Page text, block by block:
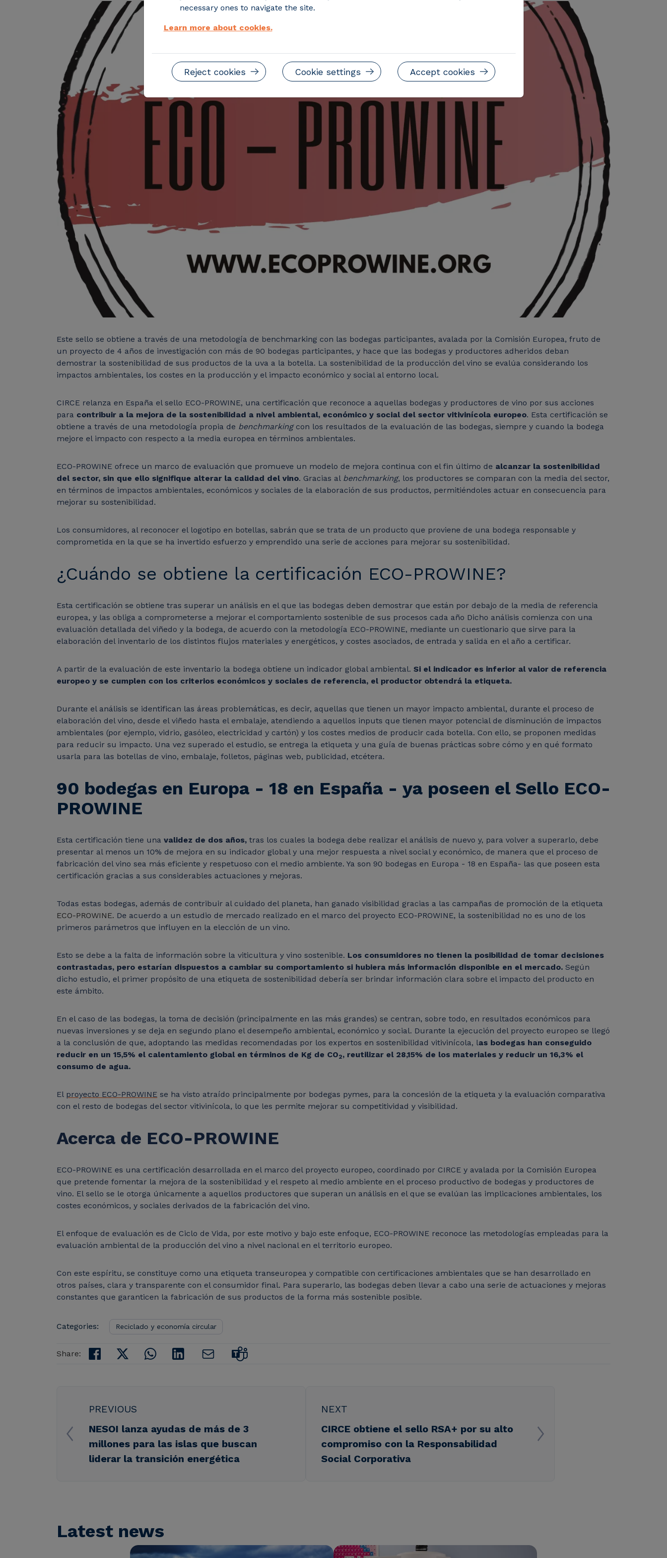
Este sello se obtiene a través de una metodología de benchmarking con las bodegas participantes, avalada por la Comisión Europea, fruto de
un proyecto de 4 años de investigación con más de 90 bodegas participantes, y hace que las bodegas y productores adheridos deban
demostrar la sostenibilidad de sus productos de la uva a la botella. La sostenibilidad de la producción del vino se evalúa considerando los
impactos ambientales, los costes en la producción y el impacto económico y social al entorno local.
CIRCE relanza en España el sello ECO-PROWINE, una certificación que reconoce a aquellas bodegas y productores de vino por sus acciones
para contribuir a la mejora de la sostenibilidad a nivel ambiental, económico y social del sector vitivinícola europeo. Esta certificación se
obtiene a través de una metodología propia de benchmarkingcon los resultados de la evaluación de las bodegas, siempre y cuando la bodega
mejore el impacto con respecto a la media europea en términos ambientales.
ECO-PROWINE ofrece un marco de evaluación que promueve un modelo de mejora continua con el fin último de alcanzar la sostenibilidad
del sector, sin que ello signifique alterar la calidad del vino. Gracias al benchmarking, los productores se comparan con la media del sector,
en términos de impactos ambientales, económicos y sociales de la elaboración de sus productos, permitiéndoles actuar en consecuencia para
mejorar su sostenibilidad.
Los consumidores, al reconocer el logotipo en botellas, sabrán que se trata de un producto que proviene de una bodega responsable y
comprometida en la que se ha invertido esfuerzo y emprendido una serie de acciones para mejorar su sostenibilidad.
¿Cuándo se obtiene la certificación ECO-PROWINE?
Esta certificación se obtiene tras superar un análisis en el que las bodegas deben demostrar que están por debajo de la media de referencia
europea, y las obliga a comprometerse a mejorar el comportamiento sostenible de sus procesos cada año Dicho análisis comienza con una
evaluación detallada del viñedo y la bodega, de acuerdo con la metodología ECO-PROWINE, mediante un cuestionario que sirve para la
elaboración del inventario de los distintos flujos materiales y energéticos, y costes asociados, de entrada y salida en el año a certificar.
A partir de la evaluación de este inventario la bodega obtiene un indicador global ambiental. Si el indicador es inferior al valor de referencia
europeo y se cumplen con los criterios económicos y sociales de referencia, el productor obtendrá la etiqueta.
Durante el análisis se identifican las áreas problemáticas, es decir, aquellas que tienen un mayor impacto ambiental, durante el proceso de
elaboración del vino, desde el viñedo hasta el embalaje, atendiendo a aquellos inputs que tienen mayor potencial de disminución de impactos
ambientales (por ejemplo, vidrio, gasóleo, electricidad y cartón) y los costes medios de producir cada botella. Con ello, se proponen medidas
para reducir su impacto. Una vez superado el estudio, se entrega la etiqueta y una guía de buenas prácticas sobre cómo y en qué formato
usarla para las botellas de vino, embalaje, folletos, páginas web, publicidad, etcétera.
90 bodegas en Europa - 18 en España - ya poseen el Sello ECO-
PROWINE
Esta certificación tiene una validez de dos años, tras los cuales la bodega debe realizar el análisis de nuevo y, para volver a superarlo, debe
presentar al menos un 10% de mejora en su indicador global y una mejor respuesta a nivel social y económico, de manera que el proceso de
fabricación del vino sea más eficiente y respetuoso con el medio ambiente. Ya son 90 bodegas en Europa - 18 en España- las que poseen esta
certificación gracias a sus considerables actuaciones y mejoras.
Todas estas bodegas, además de contribuir al cuidado del planeta, han ganado visibilidad gracias a las campañas de promoción de la etiqueta
ECO-PROWINE. De acuerdo a un estudio de mercado realizado en el marco del proyecto ECO-PROWINE, la sostenibilidad no es uno de los
primeros parámetros que influyen en la elección de un vino.
Esto se debe a la falta de información sobre la viticultura y vino sostenible. Los consumidores no tienen la posibilidad de tomar decisiones
contrastadas, pero estarían dispuestos a cambiar su comportamiento si hubiera más información disponible en el mercado. Según
dicho estudio, el primer propósito de una etiqueta de sostenibilidad debería ser brindar información clara sobre el impacto del producto en
este ámbito.
En el caso de las bodegas, la toma de decisión (principalmente en las más grandes) se centran, sobre todo, en resultados económicos para
nuevas inversiones y se deja en segundo plano el desempeño ambiental, económico y social. Durante la ejecución del proyecto europeo se llegó
a la conclusión de que, adoptando las medidas recomendadas por los expertos en sostenibilidad vitivinícola, las bodegas han conseguido
reducir en un 15,5% el calentamiento global en términos de Kg de CO2, reutilizar el 28,15% de los materiales y reducir un 16,3% el
consumo de agua.
El proyecto ECO-PROWINE se ha visto atraído principalmente por bodegas pymes, para la concesión de la etiqueta y la evaluación comparativa
con el resto de bodegas del sector vitivinícola, lo que les permite mejorar su competitividad y visibilidad.
Acerca de ECO-PROWINE
ECO-PROWINE es una certificación desarrollada en el marco del proyecto europeo, coordinado por CIRCE y avalada por la Comisión Europea
que pretende fomentar la mejora de la sostenibilidad y el respeto al medio ambiente en el proceso productivo de bodegas y productores de
vino. El sello se le otorga únicamente a aquellos productores que superan un análisis en el que se evalúan las implicaciones ambientales, los
costes económicos, y sociales derivados de la fabricación del vino.
El enfoque de evaluación es de Ciclo de Vida, por este motivo y bajo este enfoque, ECO-PROWINE reconoce las metodologías empleadas para la
evaluación ambiental de la producción del vino a nivel nacional en el territorio europeo.
Con este espíritu, se constituye como una etiqueta transeuropea y compatible con certificaciones ambientales que se han desarrollado en
otros países, clara y transparente con el consumidor final. Para superarlo, las bodegas deben llevar a cabo una serie de actuaciones y mejoras
constantes que garanticen la fabricación de sus productos de la forma más sostenible posible.
Categories: Reciclado y economía circular
Share:
PREVIOUS
NESOI lanza ayudas de más de 3
millones para las islas que buscan
liderar la transición energética
NEXT
CIRCE obtiene el sello RSA+ por su alto
compromiso con la Responsabilidad
Social Corporativa
Latest news
necessary ones to navigate the site.
Learn more about cookies.
Reject cookies Cookie settings Accept cookies